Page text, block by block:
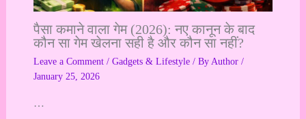
पैसा कमाने वाला गेम (2026): नए कानून के बाद
कौन सा गेम खेलना सही है और कौन सा नहीं?
Leave a Comment / Gadgets & Lifestyle/ By Author /
January 25, 2026
…